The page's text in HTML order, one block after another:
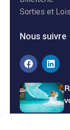
Sorties et
Nous suivre